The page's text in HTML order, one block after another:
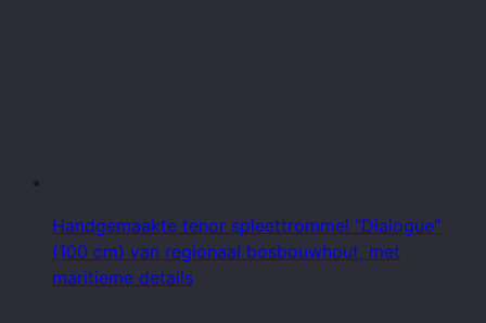
Handgemaakte tenor spleettrommel "Dialogue"
(100 cm) van regionaal bosbouwhout, met
maritieme details